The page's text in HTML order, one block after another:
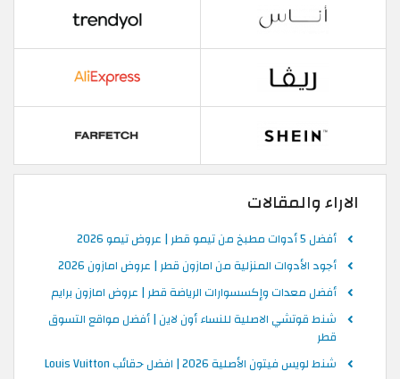
الاراء والمقالات
أفضل 5 أدوات مطبخ من تيمو قطر | عروض تيمو 2026
أجود الأدوات المنزلية من امازون قطر | عروض امازون 2026
أفضل معدات وإكسسوارات الرياضة قطر | عروض امازون برايم
شنط قوتشي الاصلية للنساء أون لاين | أفضل مواقع التسوق
قطر
شنط لويس فيتون الأصلية 2026 | افضل حقائب Louis Vuitton